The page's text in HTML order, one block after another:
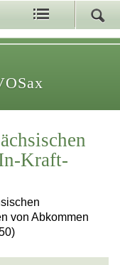
Kraft-
von Abkommen